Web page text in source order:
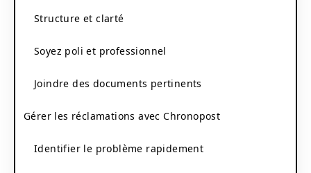
Structure et clarté
Soyez poli et professionnel
Joindre des documents pertinents
Gérer les réclamations avec Chronopost
Identifier le problème rapidement